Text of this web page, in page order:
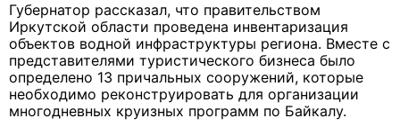
Губернатор рассказал, что правительством
Иркутской области проведена инвентаризация
объектов водной инфраструктуры региона. Вместе с
представителями туристического бизнеса было
определено 13 причальных сооружений, которые
необходимо реконструировать для организации
многодневных круизных программ по Байкалу.